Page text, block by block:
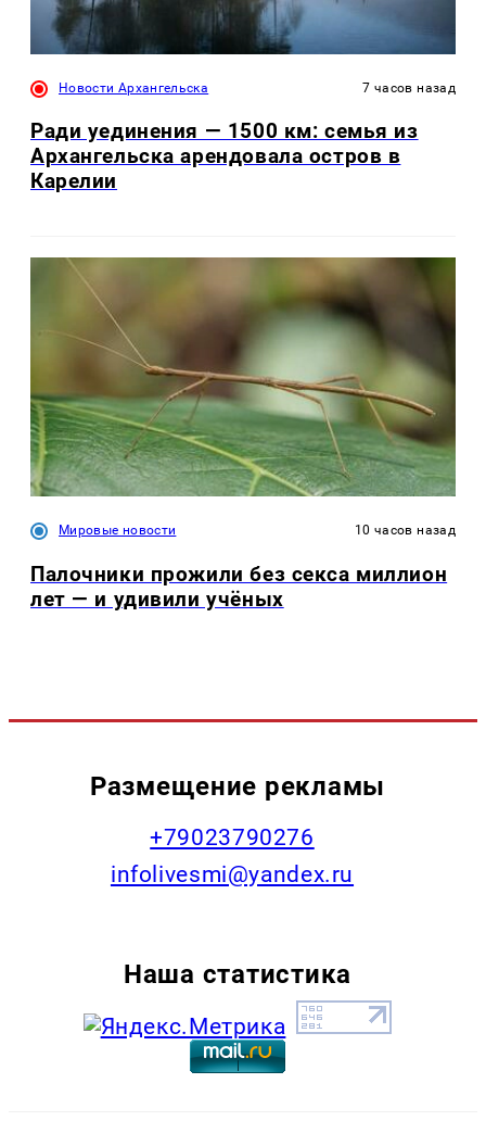
Новости Архангельска 7 часов назад
Ради уединения — 1500 км: семья из
Архангельска арендовала остров в
Карелии
Мировые новости 10 часов назад
Палочники прожили без секса миллион
лет — и удивили учёных
Размещение рекламы
+79023790276
infolivesmi@yandex.ru
Наша статистика